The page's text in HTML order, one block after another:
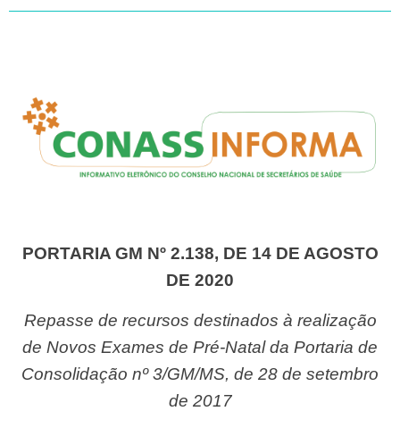
PORTARIA GM Nº 2.138, DE 14 DE AGOSTO
DE 2020
Repasse de recursos destinados à realização
de Novos Exames de Pré-Natal da Portaria de
Consolidação nº 3/GM/MS, de 28 de setembro
de 2017